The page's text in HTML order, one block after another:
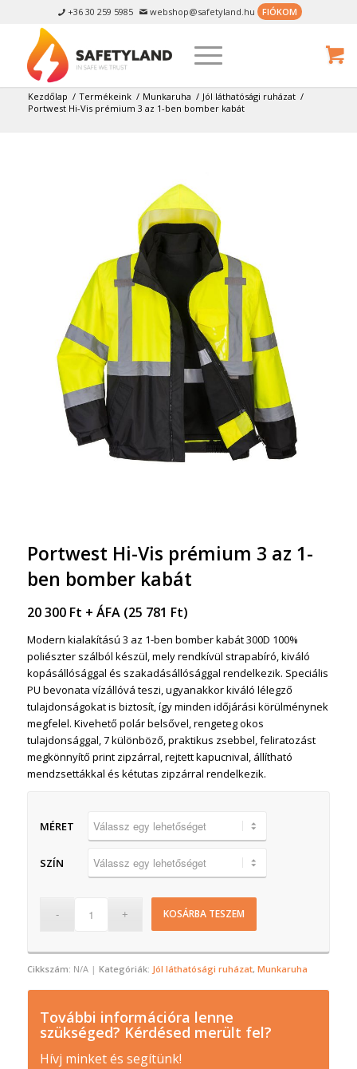
 +36 30 259 5985  webshop@safetyland.hu FIÓKOM
Kezdőlap / Termékeink / Munkaruha / Jól láthatósági ruházat /
Portwest Hi-Vis prémium 3 az 1-ben bomber kabát
Portwest Hi-Vis prémium 3 az 1-
ben bomber kabát
20 300 Ft + ÁFA (25 781 Ft)
Modern kialakítású 3 az 1-ben bomber kabát 300D 100%
poliészter szálból készül, mely rendkívül strapabíró, kiváló
kopásállósággal és szakadásállósággal rendelkezik. Speciális
PU bevonata vízállóvá teszi, ugyanakkor kiváló lélegző
tulajdonságokat is biztosít, így minden időjárási körülménynek
megfelel. Kivehető polár belsővel, rengeteg okos
tulajdonsággal, 7 különböző, praktikus zsebbel, feliratozást
megkönnyítő print zipzárral, rejtett kapucnival, állítható
mendzsettákkal és kétutas zipzárral rendelkezik.
MÉRET
SZÍN
KOSÁRBA TESZEM
Cikkszám: N/A Kategóriák: Jól láthatósági ruházat, Munkaruha
További információra lenne
szükséged? Kérdésed merült fel?
Hívj minket és segítünk!